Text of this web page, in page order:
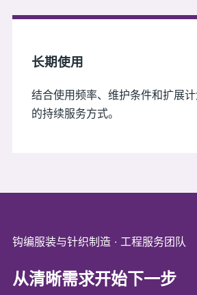
长期使用
结合使用频率、维护条件和扩展
的持续服务方式。
钩编服装与针织制造 · 工程服务团队
从清晰需求开始下一步